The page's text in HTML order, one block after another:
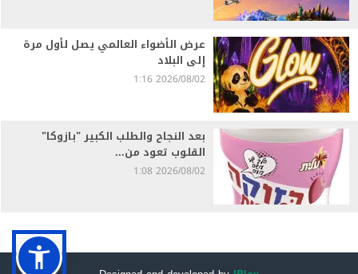
عرض الأضواء العالمي يصل لأول مرة
إلى البلاد
2026/08/02 1:16
بعد النجاح والطلب الكبير "بازوكا"
القلوب تعود من...
2026/08/02 1:08